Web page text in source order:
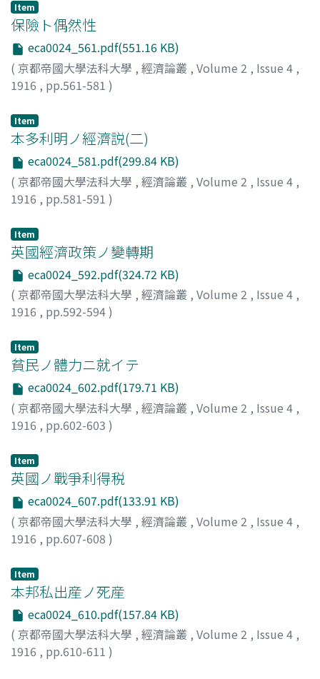
Item
保險ト偶然性
eca0024_561.pdf(551.16 KB)
( 京都帝國大學法科大學 , 經濟論叢 , Volume 2 , Issue 4 ,
1916 , pp.561-581 )
Item
本多利明ノ經濟説(二)
eca0024_581.pdf(299.84 KB)
( 京都帝國大學法科大學 , 經濟論叢 , Volume 2 , Issue 4 ,
1916 , pp.581-591 )
Item
英國經濟政策ノ變轉期
eca0024_592.pdf(324.72 KB)
( 京都帝國大學法科大學 , 經濟論叢 , Volume 2 , Issue 4 ,
1916 , pp.592-594)
Item
貧民ノ體力ニ就イテ
eca0024_602.pdf(179.71 KB)
( 京都帝國大學法科大學 , 經濟論叢 , Volume 2 , Issue 4 ,
1916 , pp.602-603 )
Item
英國ノ戰爭利得税
eca0024_607.pdf(133.91 KB)
( 京都帝國大學法科大學 , 經濟論叢 , Volume 2 , Issue 4 ,
1916 , pp.607-608 )
Item
本邦私出産ノ死産
eca0024_610.pdf(157.84 KB)
( 京都帝國大學法科大學 , 經濟論叢 , Volume 2 , Issue 4 ,
1916 , pp.610-611 )